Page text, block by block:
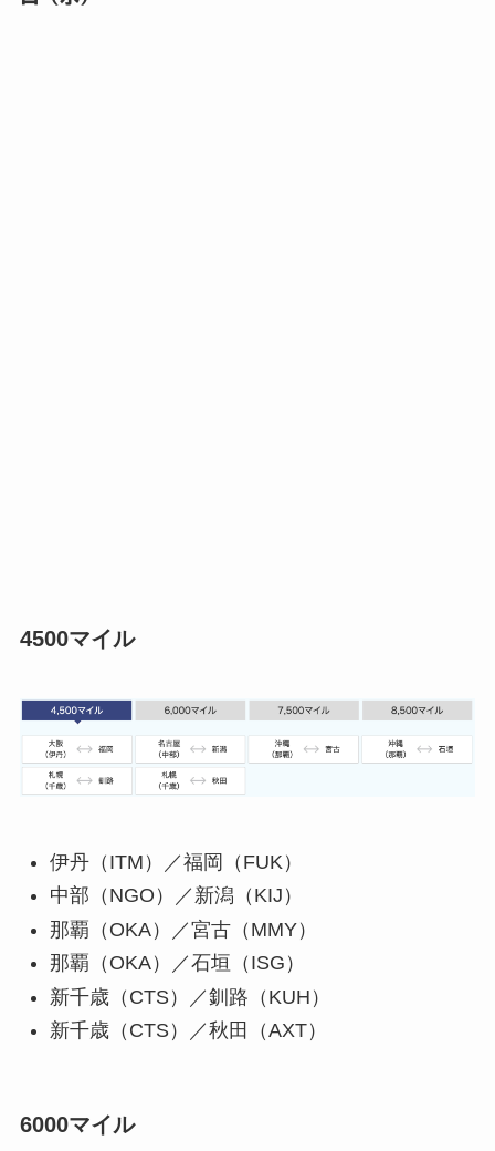
4500マイル
伊丹（ITM）／福岡（FUK）
中部（NGO）／新潟（KIJ）
那覇（OKA）／宮古（MMY）
那覇（OKA）／石垣（ISG）
新千歳（CTS）／釧路（KUH）
新千歳（CTS）／秋田（AXT）
6000マイル